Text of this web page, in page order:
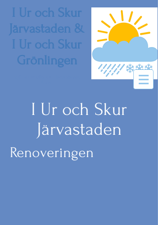
I Ur och Skur
Järvastaden &
I Ur och Skur
Grönlingen
​ I Ur och Skur
Järvastaden
Renoveringen